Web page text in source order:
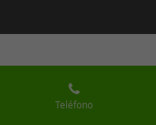
Teléfono